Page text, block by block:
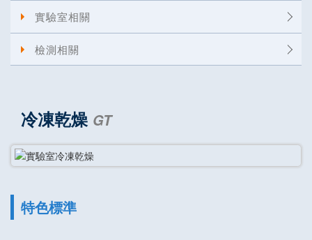
實驗室相關
檢測相關
冷凍乾燥 GT
特色標準